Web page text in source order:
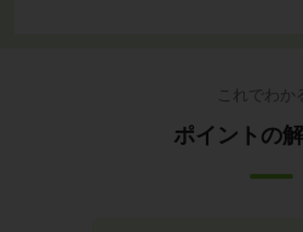
これでわか
ポイントの